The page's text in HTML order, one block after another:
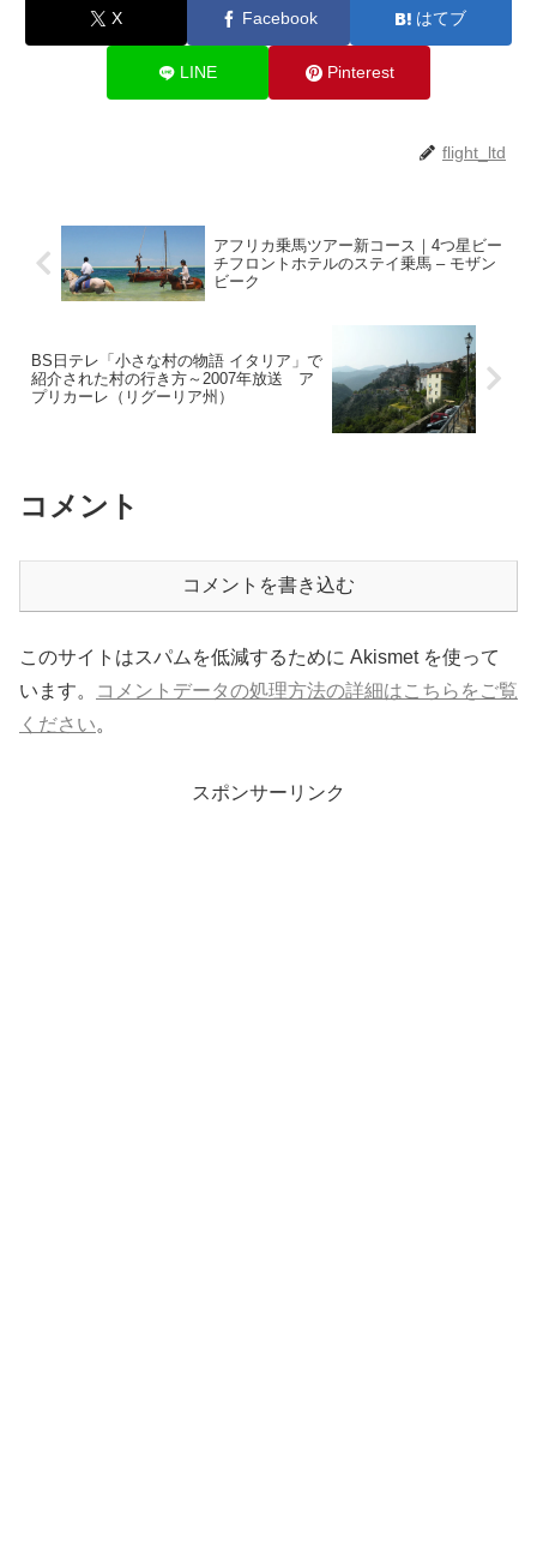
X Facebook はてブ
LINE Pinterest
flight_ltd
アフリカ乗馬ツアー新コース｜4つ星ビー
チフロントホテルのステイ乗馬 – モザン
ビーク
BS日テレ「小さな村の物語 イタリア」で
紹介された村の行き方～2007年放送 ア
プリカーレ（リグーリア州）
コメント
コメントを書き込む
このサイトはスパムを低減するために Akismet を使って
います。
コメントデータの処理方法の詳細はこちらをご覧
ください。
スポンサーリンク